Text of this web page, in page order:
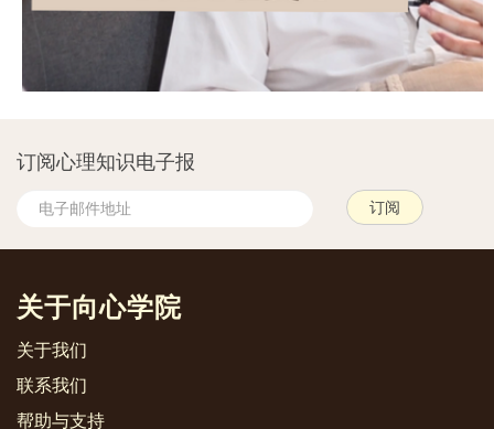
订阅心理知识电子报
关于向心学院
关于我们
联系我们
帮助与支持